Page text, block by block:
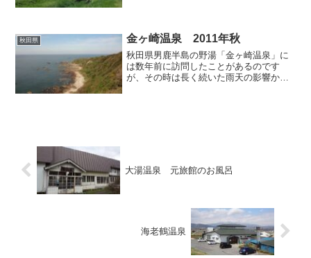
つて各所で鉱山開発...
秋田県 金ヶ崎温泉 2011年秋
秋田県男鹿半島の野湯「金ヶ崎温泉」に
は数年前に訪問したことがあるのです
が、その時は長く続いた雨天の影響か、
大湯温泉 元旅館のお風呂
海老鶴温泉